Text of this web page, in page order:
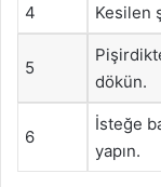
4 Kesilen
5
dökün.
6
İsteğe
yapın.